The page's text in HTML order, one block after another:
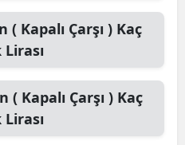
( Kapalı Çarşı ) Kaç
( Kapalı Çarşı ) Kaç